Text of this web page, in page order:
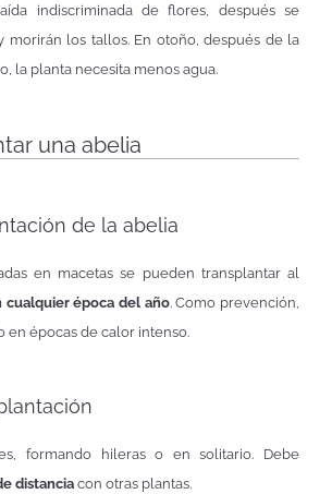
indiscriminada de flores, después se
morirán los tallos. En otoño, después de la
la planta necesita menos agua.
una abelia
de la abelia
en macetas se pueden transplantar al
cualquier época del año. Como prevención,
en épocas de calor intenso.
formando hileras o en solitario. Debe
distanciacon otras plantas.